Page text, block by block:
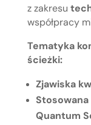
z zakresu
współpracy
Tematyka
ścieżki:
Zjawiska
Quantum